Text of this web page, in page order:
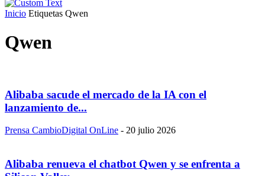
Inicio Etiquetas Qwen
Qwen
Alibaba sacude el mercado de la IA con el
lanzamiento de...
Prensa CambioDigital OnLine - 20 julio 2026
Alibaba renueva el chatbot Qwen y se enfrenta a